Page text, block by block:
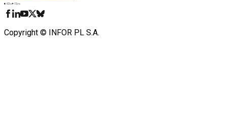
Copyright © INFOR PL S.A.